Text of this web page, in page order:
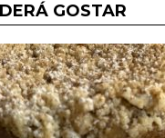
GOSTAR